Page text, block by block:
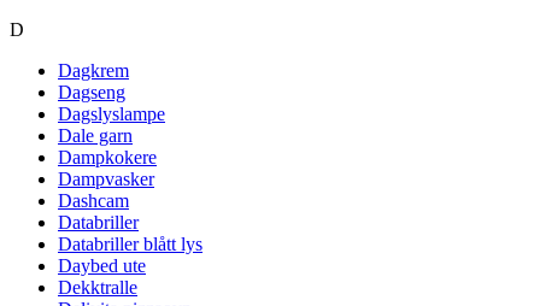
D
Dagkrem
Dagseng
Dagslyslampe
Dale garn
Dampkokere
Dampvasker
Dashcam
Databriller
Databriller blått lys
Daybed ute
Dekktralle